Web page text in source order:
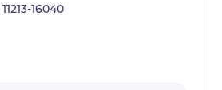
11213-16040